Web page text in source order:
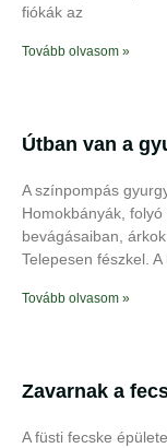
fiókák az
Tovább olvasom »
Útban van a
A színpompás
Homokbányák,
bevágásaiban,
Telepesen fészkel.
Tovább olvasom »
Zavarnak a
A füsti fecske